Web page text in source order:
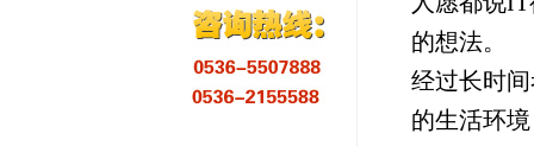
的想法。
经过长时
的生活环